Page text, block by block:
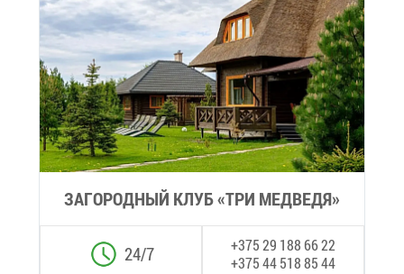
ЗА­ГО­РОД­НЫЙ КЛУБ «ТРИ МЕД­ВЕ­ДЯ»
+375 29 188 66 22
+375 44 518 85 44
24/7